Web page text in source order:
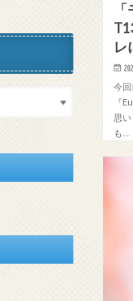
レ
今
『
思
も…